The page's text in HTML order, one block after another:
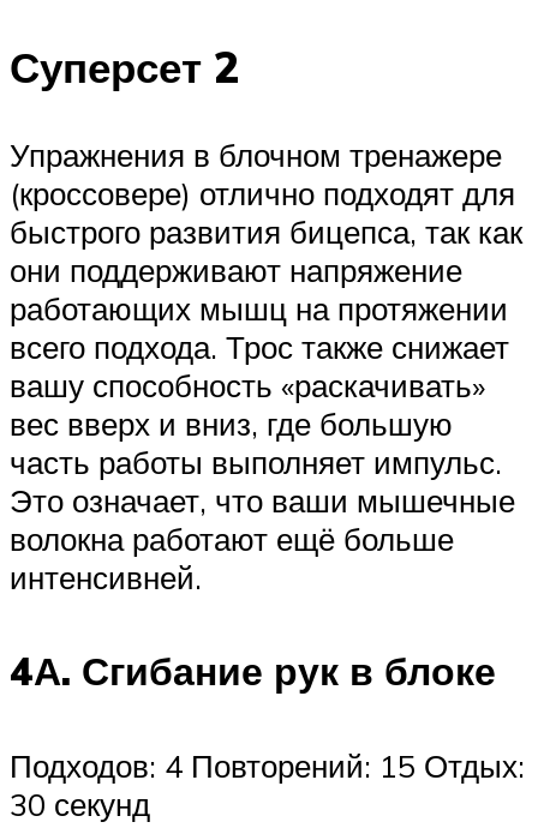
Суперсет 2
Упражнения в блочном тренажере
(кроссовере) отлично подходят для
быстрого развития бицепса, так как
они поддерживают напряжение
работающих мышц на протяжении
всего подхода. Трос также снижает
вашу способность «раскачивать»
вес вверх и вниз, где большую
часть работы выполняет импульс.
Это означает, что ваши мышечные
волокна работают ещё больше
интенсивней.
4А. Сгибание рук в блоке
Подходов: 4 Повторений: 15 Отдых:
30 секунд